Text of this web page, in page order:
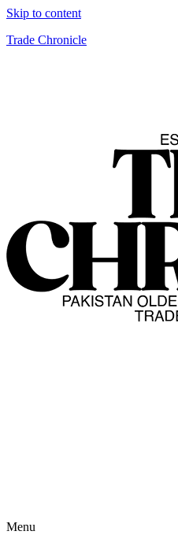
Skip to content
Trade Chronicle
Menu